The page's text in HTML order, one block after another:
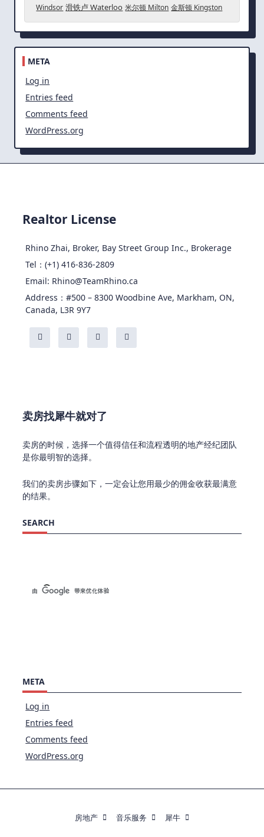
Windsor 滑铁卢 Waterloo 米尔顿 Milton 金斯顿 Kingston
META
Log in
Entries feed
Comments feed
WordPress.org
Realtor License
Rhino Zhai, Broker, Bay Street Group Inc., Brokerage
Tel：(+1) 416-836-2809
Email: Rhino@TeamRhino.ca
Address：#500 – 8300 Woodbine Ave, Markham, ON,
Canada, L3R 9Y7
卖房找犀牛就对了
卖房的时候，选择一个值得信任和流程透明的地产经纪团队
是你最明智的选择。
我们的卖房步骤如下，一定会让您用最少的佣金收获最满意
的结果。
SEARCH
META
Log in
Entries feed
Comments feed
WordPress.org
房地产 音乐服务 犀牛